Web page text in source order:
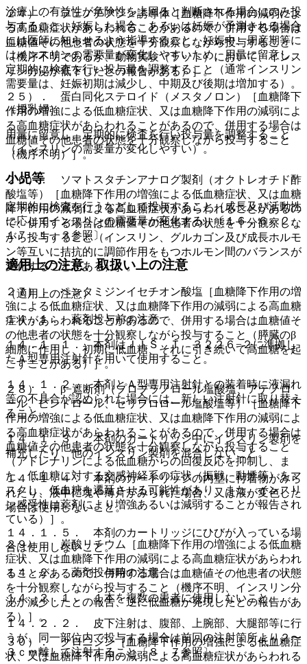
治療上の有益性が危険性を上回ると判断される場合にのみ投
与すること。妊娠した場合、あるいは妊娠が予測される場合
には医師に知らせるよう指導すること。妊娠中、周産期等に
はインスリンの需要量が変化しやすいため、用量に留意し、
定期的に検査を行い投与量を調整すること（通常インスリン
需要量は、妊娠初期は減少し、中期及び後期は増加する）。
（授乳婦）
用量に留意し、定期的に検査を行い投与量を調整すること
（インスリンの需要量が変化しやすい）。
小児等
定期的に検査を行うなどして投与すること（成長及び活動性
に応じてインスリンの需要量が変化する）〔１６．６．２、
１７．１．３参照〕。
適用上の注意、取扱い上の注意
（適用上の注意）
１４．１． 薬剤投与前の注意
１４．１．１． 本剤はＪＩＳ Ｔ ３２２６−２に準拠し
たＡ型専用注射針を用いて使用すること。
１４．１．２． 本剤とＡ型専用注射針との装着時に液漏れ
等の不具合が認められた場合には、新しい注射針に取り替え
ること。
１４．１．３． 本剤のカートリッジ中にインスリン製剤を
補充したり、他のインスリン製剤を混合しないこと。
１４．１．４． 本剤のカートリッジの内壁に付着物がみら
れたり、液中に塊や薄片がみられた場合、又は液が変色した
場合は使用しないこと。
１４．１．５． 本剤のカートリッジにひびが入っている場
合は使用しないこと。
１４．２． 薬剤投与時の注意
１４．２．１． １本を複数の患者に使用しないこと。
１４．２．２． 皮下注射は、腹部、上腕部、大腿部等に行
うが、同一部位内で投与する場合は前回の注射箇所より２〜
３ｃｍ離して注射すること〔８．７参照〕。
２４）． フェノチアジン誘導体［血糖降下作用の減弱によ
る高血糖症状があらわれることがあるので、併用する場合は
血糖値その他患者の状態を十分観察しながら投与すること
（機序不明であるが、動物実験（ラット）において、インス
リン分泌が低下したとの報告がある）］。
２５）． 蛋白同化ステロイド（メスタノロン）［血糖降下
作用の増強による低血糖症状、又は血糖降下作用の減弱によ
る高血糖症状があらわれることがあるので、併用する場合は
血糖値その他患者の状態を十分観察しながら投与すること
（機序不明）］。
２６）． ソマトスタチンアナログ製剤（オクトレオチド酢
酸塩等）［血糖降下作用の増強による低血糖症状、又は血糖
降下作用の減弱による高血糖症状があらわれることがあるの
で、併用する場合は血糖値その他患者の状態を十分観察しな
がら投与すること（インスリン、グルカゴン及び成長ホルモ
ン等互いに拮抗的に調節作用をもつホルモン間のバランスが
変化することがある）］。
２７）． ペンタミジンイセチオン酸塩［血糖降下作用の増
強による低血糖症状、又は血糖降下作用の減弱による高血糖
症状があらわれることがあるので、併用する場合は血糖値そ
の他患者の状態を十分観察しながら投与すること（膵臓のβ
細胞に作用し、初期に低血糖、それに引き続いて高血糖を起
こすことがある）］。
２８）． β−遮断剤（プロプラノロール塩酸塩、アテノロ
ール、ピンドロール、セリプロロール塩酸塩等）［血糖降下
作用の増強による低血糖症状、又は血糖降下作用の減弱によ
る高血糖症状があらわれることがあるので、併用する場合は
血糖値その他患者の状態を十分観察しながら投与すること
（アドレナリンによる低血糖からの回復反応を抑制し、ま
た、低血糖に対する交感神経系の症状（振戦、動悸等）をマ
スクし、低血糖を遷延させる可能性があり、また、インスリ
ン感受性は薬剤により増強あるいは減弱することが報告され
ている）］。
２９）． 炭酸リチウム［血糖降下作用の増強による低血糖
症状、又は血糖降下作用の減弱による高血糖症状があらわれ
ることがあるので、併用する場合は血糖値その他患者の状態
を十分観察しながら投与すること（機序不明、インスリン分
泌が減少したとの報告、逆に低血糖が発現したとの報告があ
る）］。
３０）． クロニジン［血糖降下作用の増強による低血糖症
状、又は血糖降下作用の減弱による高血糖症状があらわれる